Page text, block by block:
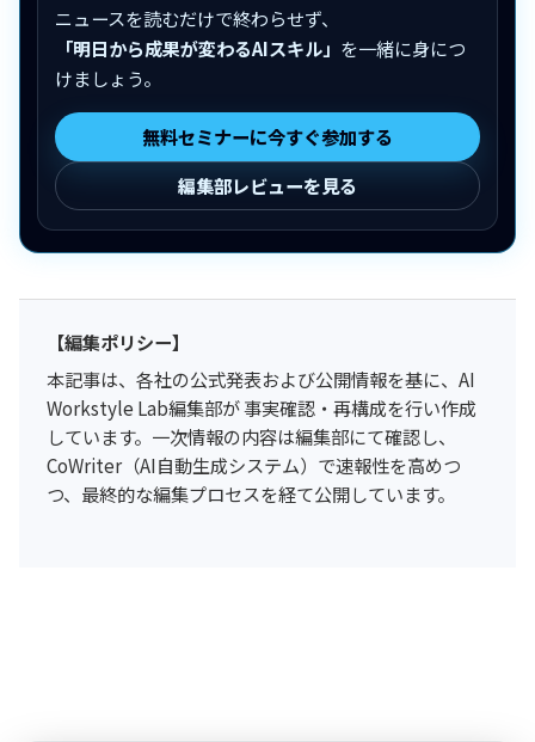
ニュースを読むだけで終わらせず、
「明日から成果が変わるAIスキル」 を一緒に身につ
けましょう。
無料セミナーに今すぐ参加する
編集部レビューを見る
【編集ポリシー】
本記事は、各社の公式発表および公開情報を基に、AI
Workstyle Lab編集部が 事実確認・再構成を行い作成
しています。一次情報の内容は編集部にて確認し、
CoWriter（AI自動生成システム）で速報性を高めつ
つ、最終的な編集プロセスを経て公開しています。